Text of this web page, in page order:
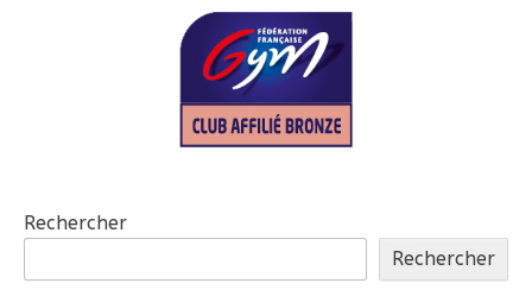
Rechercher
Rechercher